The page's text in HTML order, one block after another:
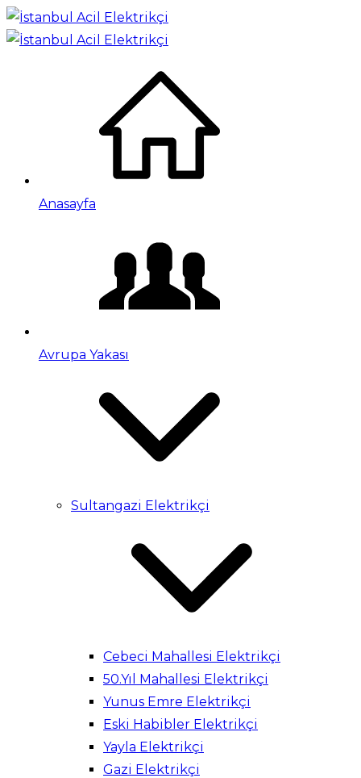
Anasayfa
Avrupa Yakası
Sultangazi Elektrikçi
Cebeci Mahallesi Elektrikçi
50.Yıl Mahallesi Elektrikçi
Yunus Emre Elektrikçi
Eski Habibler Elektrikçi
Yayla Elektrikçi
Gazi Elektrikçi